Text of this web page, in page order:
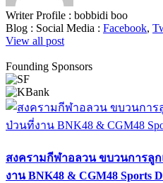
Writer Profile : bobbidi boo
Blog : Social Media : Facebook,
View all post
Founding Sponsors
สงครามกีฬาอลวน ขบวนการลู
งาน BNK48 & CGM48 Sports